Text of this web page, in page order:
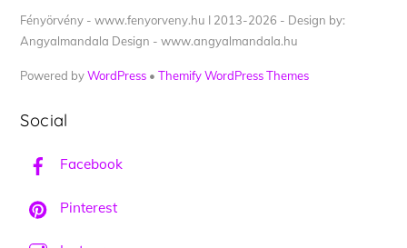
Fényörvény - www.fenyorveny.hu I 2013-2026 - Design by:
Angyalmandala Design - www.angyalmandala.hu
Powered byWordPress •Themify WordPress Themes
Social
Facebook
Pinterest